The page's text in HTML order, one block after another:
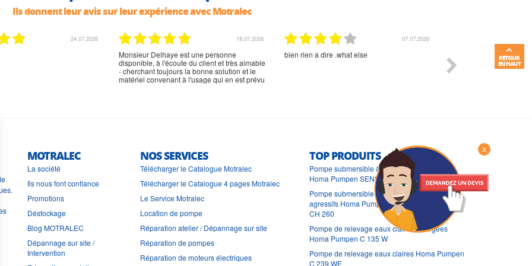
Ils donnent leur avis sur leur expérience avec Motralec
02.07.2026 02.07.2026
rien à signaler, très content
01.07.2026
Commande et délais parfait Très bon suivi et très
MOTRALEC
La société
Ils nous font confiance
Promotions
Déstockage
Blog MOTRALEC
Dépannage sur site /
Intervention
NOS SERVICES
Télécharger le Catalogue Motralec
Télécharger le Catalogue 4 pages Motralec
Le Service Motralec
Location de pompe
Réparation atelier / Dépannage sur site
Réparation de pompes
Réparation de moteurs électriques
TOP PRODUITS
Pompe submersible à aspiration très basse
Homa Pumpen SENSOFLAT C238 WS3
Pompe submersible pour fluides chimiquement
agressifs Homa Pumpen CHROMATIC CH 250 -
CH 260
Pompe de relevage eaux claires, chargées
Homa Pumpen C 135 W
Pompe de relevage eaux claires Homa Pumpen
C 239 WE
X
RETOUR
EN HAUT